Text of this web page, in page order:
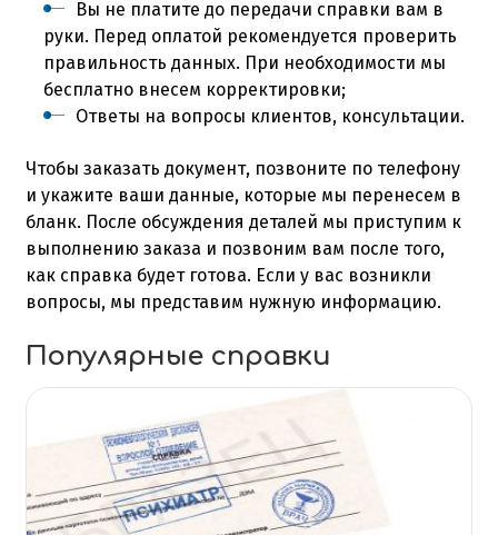
Вы не платите до передачи справки вам в
руки. Перед оплатой рекомендуется проверить
правильность данных. При необходимости мы
бесплатно внесем корректировки;
Ответы на вопросы клиентов, консультации.
Чтобы заказать документ, позвоните по телефону
и укажите ваши данные, которые мы перенесем в
бланк. После обсуждения деталей мы приступим к
выполнению заказа и позвоним вам после того,
как справка будет готова. Если у вас возникли
вопросы, мы представим нужную информацию.
Популярные справки